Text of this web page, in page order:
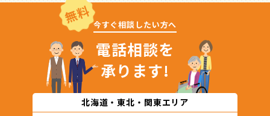
無料 今すぐ相談したい方へ
電話相談を
承ります!
北海道・東北・関東エリア